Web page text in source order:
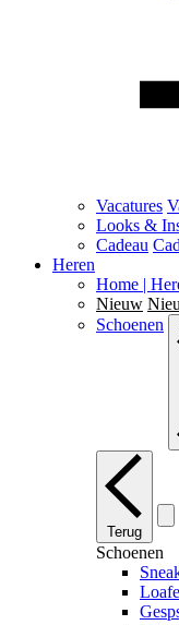
Vacatures
Looks &
Cadeau
Heren
Home |
Nieuw
Schoenen
Terug
Schoenen